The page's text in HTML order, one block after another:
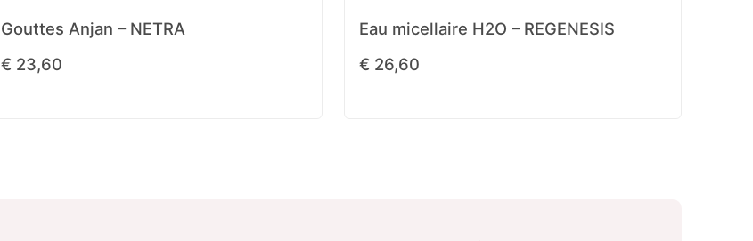
Gouttes Anjan – NETRA
€ 23,60
Eau micellaire H2O – REGENESIS
€ 26,60